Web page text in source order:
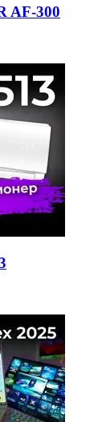
AF-300